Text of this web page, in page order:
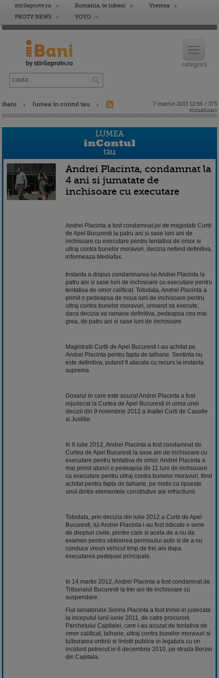
stirileprotv.ro Romania, te iubesc
Vremea
PROTV NEWS
VOYO
ibani lumea in contul tau
7 martie 2013 12:56 / 373
vizualizari
Andrei Placinta, condamnat la
4 ani si jumatate de
inchisoare cu executare
Andrei Placinta a fost condamnat joi de magistatii Curtii
de Apel Bucuresti la patru ani si sase luni ani de
inchisoare cu executare pentru tentativa de omor si
ultraj contra bunelor moravuri, decizia nefiind definitiva,
informeaza Mediafax.
Instanta a dispus condamnarea lui Andrei Placinta la
patru ani si sase luni de inchisoare cu executare pentru
tentativa de omor calificat. Totodata, Andrei Placinta a
primit o pedeapsa de noua luni de inchisoare pentru
ultraj contra bunelor moravuri, urmand sa execute,
daca decizia va ramane definitiva, pedeapsa cea mai
grea, de patru ani si sase luni de inchisoare.
Magistratii Curtii de Apel Bucuresti l-au achitat pe
Andrei Placinta pentru fapta de talharie. Sentinta nu
este definitiva, putand fi atacata cu recurs la instanta
suprema.
Dosarul in care este acuzat Andrei Placinta a fost
rejudecat la Curtea de Apel Bucuresti in urma unei
decizii din 9 noiembrie 2012 a Inaltei Curti de Casatie
si Justitie.
In 6 iulie 2012, Andrei Placinta a fost condamnat de
Curtea de Apel Bucuresti la sase ani de inchisoare cu
executare pentru tentativa de omor. Andrei Placinta a
mai primit atunci o pedeapsa de 11 luni de inchisoare
cu executare pentru ultraj contra bunelor moravuri, fiind
achitat pentru fapta de talharie, pe motiv ca lipseste
unul dintre elementele constitutive ale infractiunii.
Totodata, prin decizia din iulie 2012 a Curtii de Apel
Bucuresti, lui Andrei Placinta i-au fost ridicate o serie
de drepturi civile, printre care si acela de a nu da
examen pentru obtinerea permisului auto si de a nu
conduce vreun vehicul timp de trei ani dupa
executarea pedepsei principale.
In 14 martie 2012, Andrei Placinta a fost condamnat de
Tribunalul Bucuresti la trei ani de inchisoare cu
suspendare.
Fiul senatorului Sorina Placinta a fost trimis in judecata
la inceputul lunii iunie 2011, de catre procurorii
Parchetului Capitalei, care l-au acuzat de tentativa de
omor calificat, talharie, ultraj contra bunelor moravuri si
tulburarea ordinii si linistii publice in legatura cu un
incident petrecut in 6 decembrie 2010, pe strada Berzei
din Capitala.